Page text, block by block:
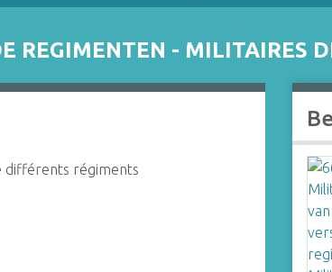
REGIMENTEN - MILITAIRES
différents régiments